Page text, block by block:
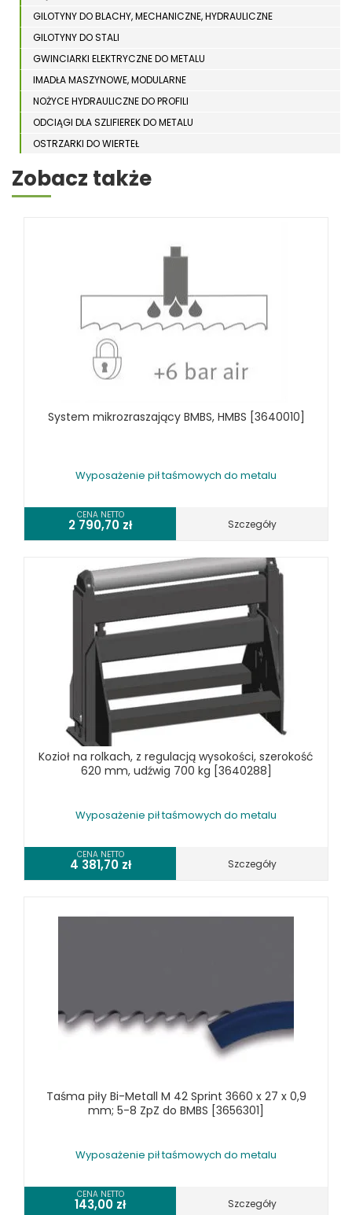
GILOTYNY DO BLACHY, MECHANICZNE, HYDRAULICZNE
GILOTYNY DO STALI
GWINCIARKI ELEKTRYCZNE DO METALU
IMADŁA MASZYNOWE, MODULARNE
NOŻYCE HYDRAULICZNE DO PROFILI
ODCIĄGI DLA SZLIFIEREK DO METALU
OSTRZARKI DO WIERTEŁ
PIŁY TAŚMOWE DO METALU
STOŁY ROLKOWE
SZLIFIERKI DO METALU, PŁASZCZYZN
TOKARKI CNC
URZĄDZENIA WIELOCZYNNOŚCIOWE
WIERTARKI KOLUMNOWE, SŁUPOWE, STOŁOWE
WYKRAWARKI DO BLACHY, PNEUMATYCZNE
ZAGINARKI DO BLACHY, MECHANICZNE
ŻŁOBIARKI DO BLACHY
WYPOSAŻENIE GRAWEREK
WYPOSAŻENIE FREZAREK KRAWĘDZIOWYCH
WYPOSAŻENIE GILOTYN
WYPOSAŻENIE GWINCIAREK
WYPOSAŻENIE ODCIĄGÓW MASZYN DO METALU
WYPOSAŻENIE PIŁ TARCZOWYCH DO METALU
WYPOSAŻENIE PIŁ TAŚMOWYCH DO METALU
WYPOSAŻENIE PRAS
WYPOSAŻENIE SPĘCZAREK
WYPOSAŻENIE STOŁÓW ROLKOWYCH
WYPOSAŻENIE WALCAREK
WYPOSAŻENIE WIERTAREK DO METALU
WYPOSAŻENIE WYKRAWAREK
SPRĘŻARKI I NARZĘDZIA PNEUMATYCZNE
KOSZT DOSTAWY
Zobacz także
System mikrozraszający BMBS, HMBS [3640010]
Wyposażenie pił taśmowych do metalu
CENA NETTO
2 790,70 zł Szczegóły
Kozioł na rolkach, z regulacją wysokości, szerokość
620 mm, udźwig 700 kg [3640288]
Wyposażenie pił taśmowych do metalu
CENA NETTO
4 381,70 zł Szczegóły
Taśma piły Bi-Metall M 42 Sprint 3660 x 27 x 0,9
mm; 5-8 ZpZ do BMBS [3656301]
Wyposażenie pił taśmowych do metalu
CENA NETTO
143,00 zł Szczegóły